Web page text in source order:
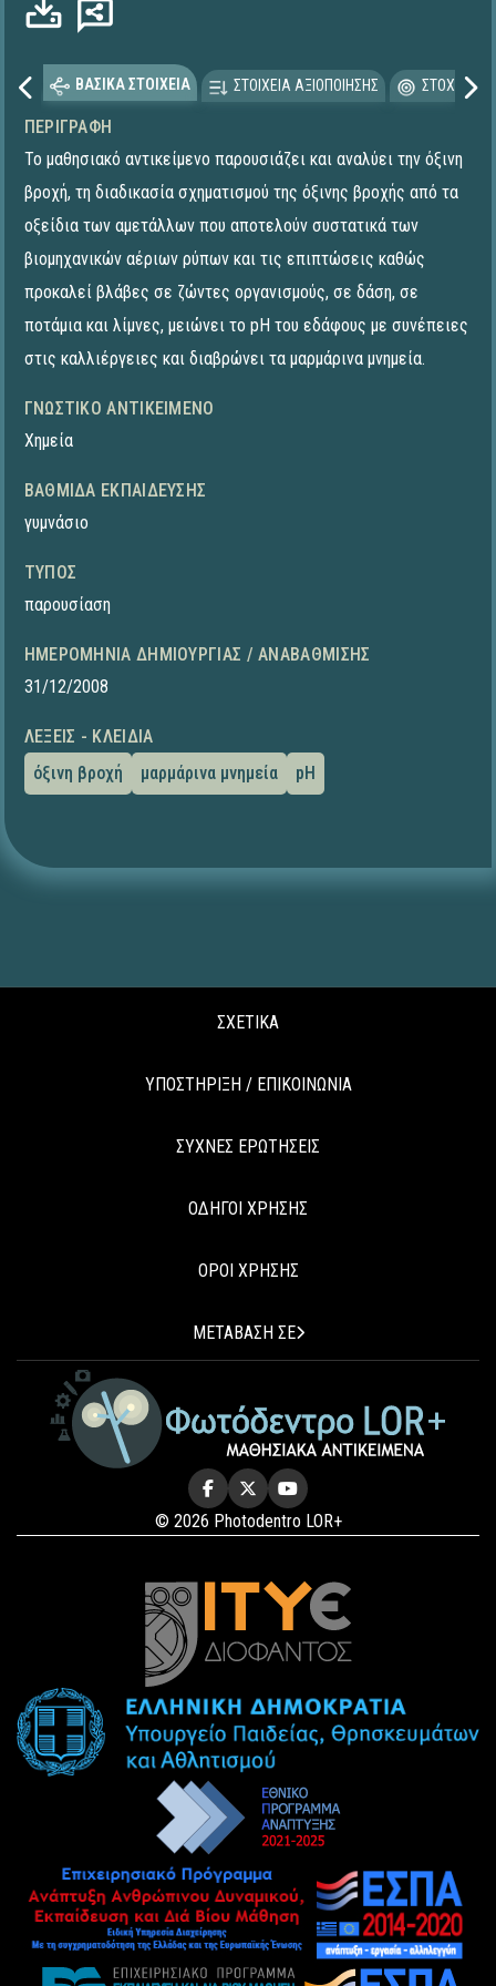
ΒΑΣΙΚΑ ΣΤΟΙΧΕΙΑ ΣΤΟΙΧΕΙΑ ΑΞΙΟΠΟΙΗΣΗΣ
ΠΕΡΙΓΡΑΦΉ
Το μαθησιακό αντικείμενο παρουσιάζει και αναλύει την όξινη
βροχή, τη διαδικασία σχηματισμού της όξινης βροχής από τα
οξείδια των αμετάλλων που αποτελούν συστατικά των
βιομηχανικών αέριων ρύπων και τις επιπτώσεις καθώς
προκαλεί βλάβες σε ζώντες οργανισμούς, σε δάση, σε
ποτάμια και λίμνες, μειώνει το pH του εδάφους με συνέπειες
στις καλλιέργειες και διαβρώνει τα μαρμάρινα μνημεία.
ΓΝΩΣΤΙΚΌ ΑΝΤΙΚΕΊΜΕΝΟ
Χημεία
ΒΑΘΜΊΔΑ ΕΚΠΑΊΔΕΥΣΗΣ
γυμνάσιο
ΤΎΠΟΣ
παρουσίαση
ΗΜΕΡΟΜΗΝΊΑ ΔΗΜΙΟΥΡΓΊΑΣ / ΑΝΑΒΆΘΜΙΣΗΣ
31/12/2008
ΛΈΞΕΙΣ - ΚΛΕΙΔΙΆ
όξινη βροχή
μαρμάρινα μνημεία pH
ΣΧΕΤΙΚΑ
ΥΠΟΣΤΗΡΙΞΗ / ΕΠΙΚΟΙΝΩΝΙΑ
ΣΥΧΝΕΣ ΕΡΩΤΗΣΕΙΣ
ΟΔΗΓΟΙ ΧΡΗΣΗΣ
ΟΡΟΙ ΧΡΗΣΗΣ
ΜΕΤΑΒΑΣΗ ΣΕ
© 2026 Photodentro LOR+